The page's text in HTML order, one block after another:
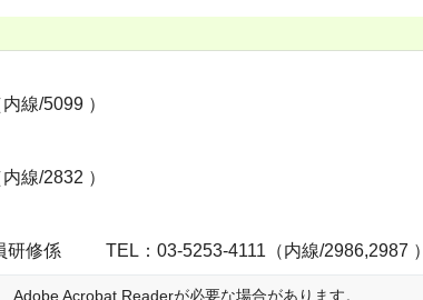
/5099 ）
線/2832 ）
研修係 TEL：03-5253-4111（内線/2986,2987 ）
Acrobat Readerが必要な場合があります。